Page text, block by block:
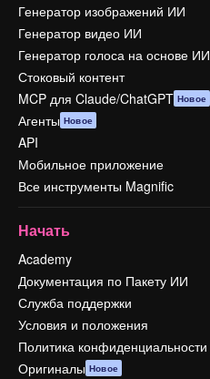
Генератор изображений ИИ
Генератор видео ИИ
Генератор голоса на основе ИИ
Стоковый контент
MCP для Claude/ChatGPT Новое
Агенты Новое
API
Мобильное приложение
Все инструменты Magnific
Начать
Academy
Документация по Пакету ИИ
Служба поддержки
Условия и положения
Политика конфиденциальности
Оригиналы Новое